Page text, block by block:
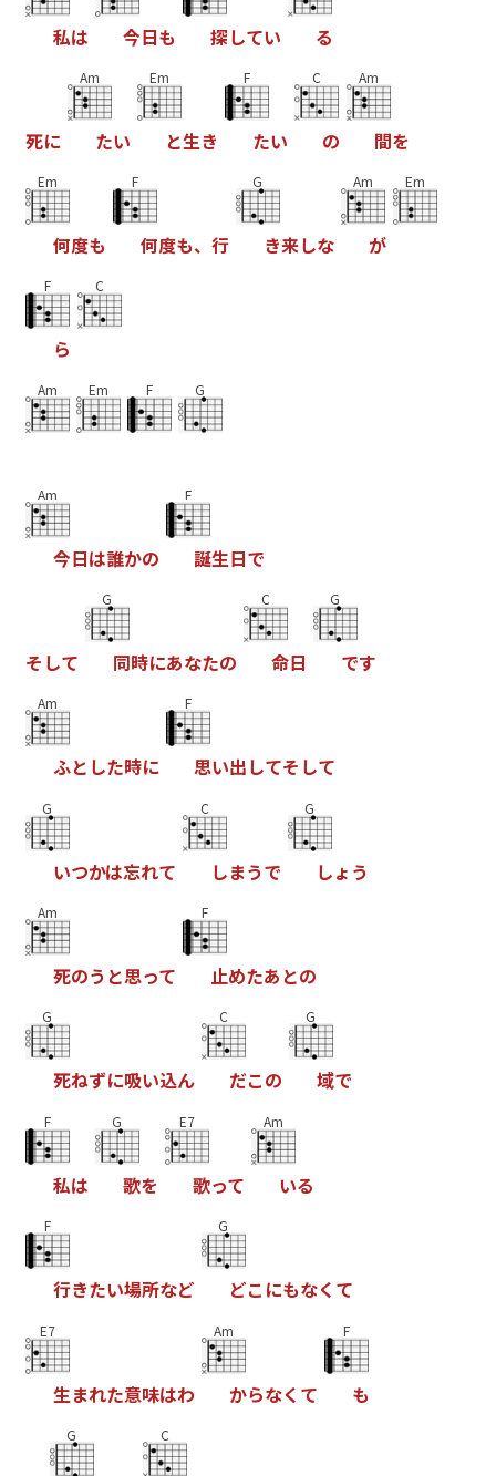
私は 今日も 探してい る
死に
Am
たい
Em
と生き
F
たい
C
の
Am
間を
Em
何度も
F
何度も、 行
G
き来しな
Am
が
Em
F
ら
C
Am Em F G
Am
今日は誰かの
F
誕生日で
そ して
G
同時にあなたの
C
命日
G
です
Am
ふと した時に
F
思い出してそ して
G
いつかは忘れて
C
しまうで
G
しょ う
Am
死のう と思って
F
止めたあ との
G
死ねずに吸い込ん
C
だこの
G
域で
F
私は
G
歌を
E7
歌って
Am
いる
F
行きたい場所など
G
どこ にもなく て
E7
生まれた意味はわ
Am
からなく て
F
も
G C